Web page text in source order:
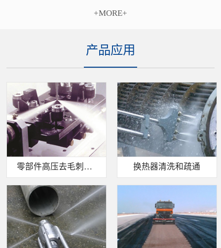
+MORE+
产品应用
零部件高压去毛刺清洗 换热器清洗和疏通